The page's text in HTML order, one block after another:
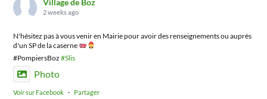
Village de Boz
2 weeks ago
N'hésitez pas à vous venir en Mairie pour avoir des renseignements ou auprès
d'un SP de la caserne
#PompiersBoz#Slis
Photo
Voir sur Facebook · Partager